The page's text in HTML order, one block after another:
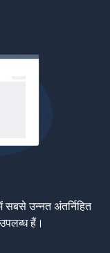
उन्नत अंतर्निहित
हैं।